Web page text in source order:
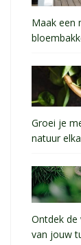
Maak een
Groei je
natuur
Ontdek de
van jouw